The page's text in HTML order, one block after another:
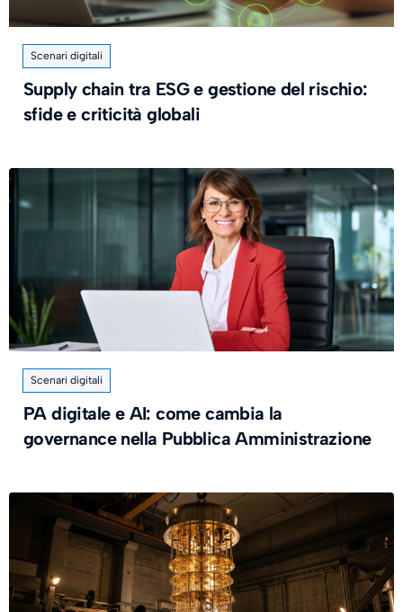
Scenari digitali
Supply chain tra ESG e gestione del rischio:
sfide e criticità globali
Scenari digitali
PA digitale e AI: come cambia la
governance nella Pubblica Amministrazione